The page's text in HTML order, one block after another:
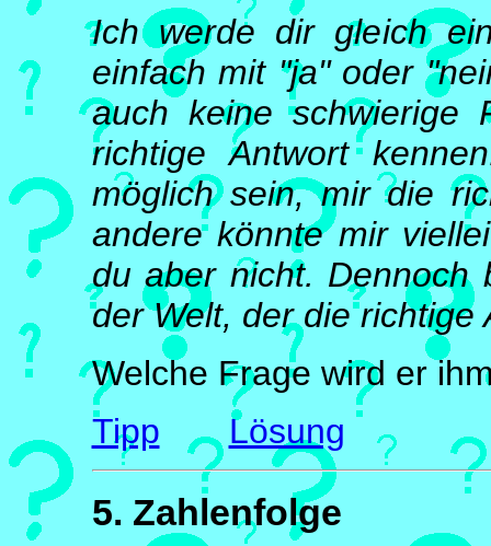
Ich werde dir gleich
einfach mit "ja" oder
auch keine schwierige
richtige Antwort
möglich sein, mir die
andere könnte mir
du aber nicht. Dennoch
der Welt, der die richtige
Welche Frage wird er
Tipp
Lösung
5. Zahlenfolge